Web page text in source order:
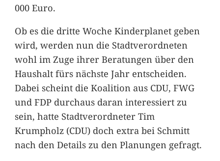
000 Euro.
Ob es die dritte Woche Kinderplanet geben
wird, werden nun die Stadtverordneten
wohl im Zuge ihrer Beratungen über den
Haushalt fürs nächste Jahr entscheiden.
Dabei scheint die Koalition aus CDU, FWG
und FDP durchaus daran interessiert zu
sein, hatte Stadtverordneter Tim
Krumpholz (CDU) doch extra bei Schmitt
nach den Details zu den Planungen gefragt.